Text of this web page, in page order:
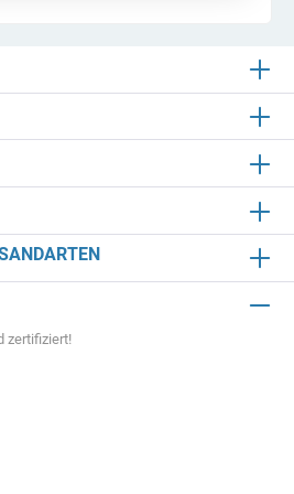
die besonders Hohe
m)Sehr hohe Haltbarkeit
stabil Kältebiegsamkeit (kein
zertifiziert!